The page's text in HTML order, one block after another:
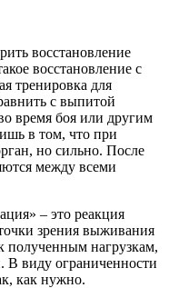
восстановление
восстановление с
тренировка для
с выпитой
время боя или другим
в том, что при
но сильно. После
между всеми
– это реакция
зрения выживания
полученным нагрузкам,
В виду ограниченности
как нужно.